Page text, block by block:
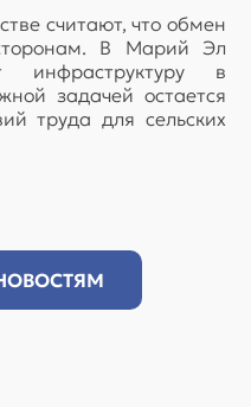
считают, что обмен
В Марий Эл
инфраструктуру в
задачей остается
труда для сельских